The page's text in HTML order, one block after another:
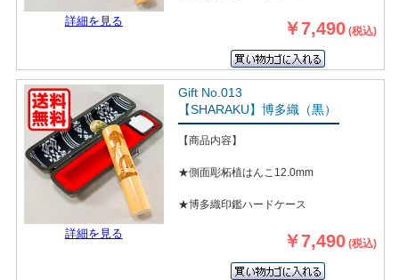
詳細を見る ￥7,490 (税込)
詳細を見る
Gift No.013
【SHARAKU】博多織（黒）
【商品内容】
★側面彫柘植はんこ12.0mm
★博多織印鑑ハードケース
￥7,490 (税込)